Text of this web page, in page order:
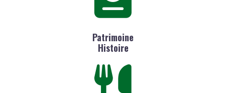
Patrimoine
Histoire